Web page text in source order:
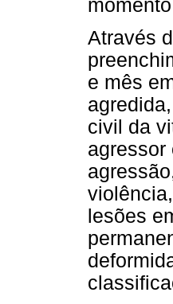
Através
e mês
civil da
agressor
lesões